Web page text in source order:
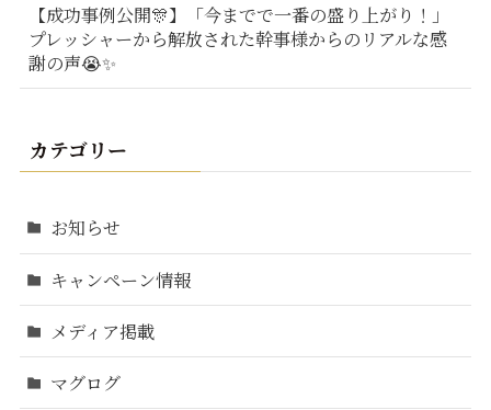
【成功事例公開🎊】「今までで一番の盛り上がり！」
プレッシャーから解放された幹事様からのリアルな感
謝の声😭✨
カテゴリー
お知らせ
キャンペーン情報
メディア掲載
マグログ